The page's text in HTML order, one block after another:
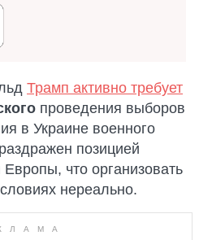
Трамп активно требует
проведения выборов
в Украине военного
позицией
что организовать
нереально.